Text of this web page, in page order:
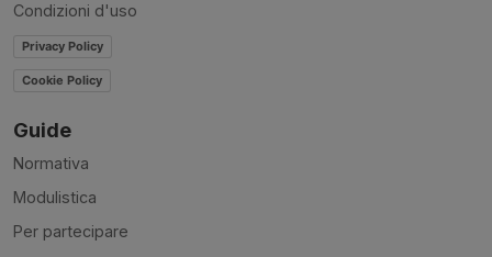
Condizioni d'uso
Privacy Policy
Cookie Policy
Guide
Normativa
Modulistica
Per partecipare